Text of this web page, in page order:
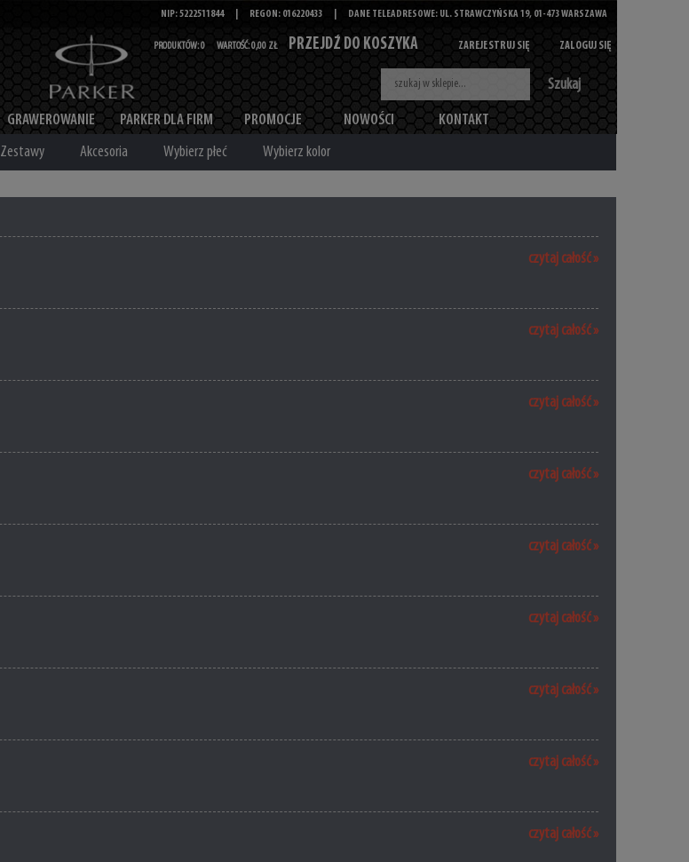
Szukaj
GRAWEROWANIE PARKER DLA FIRM PROMOCJE NOWOŚCI KONTAKT
ZAREJESTRUJ SIĘ ZALOGUJ SIĘ
PRODUKTÓW:0 WARTOŚĆ:0,00 ZŁ PRZEJDŹ DO KOSZYKA
NIP: 5222511844 REGON: 016220433 DANE TELEADRESOWE: UL. STRAWCZYŃSKA 19, 01-473 WARSZAWA
Zestawy Akcesoria Wybierz płeć Wybierz kolor
czytaj całość »
czytaj całość »
czytaj całość »
czytaj całość »
czytaj całość »
czytaj całość »
czytaj całość »
czytaj całość »
czytaj całość »